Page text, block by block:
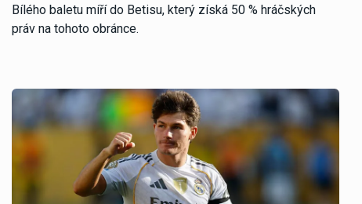
Bílého baletu míří do Betisu, který získá 50 % hráčských
práv na tohoto obránce.